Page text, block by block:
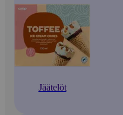
Jäätelöt